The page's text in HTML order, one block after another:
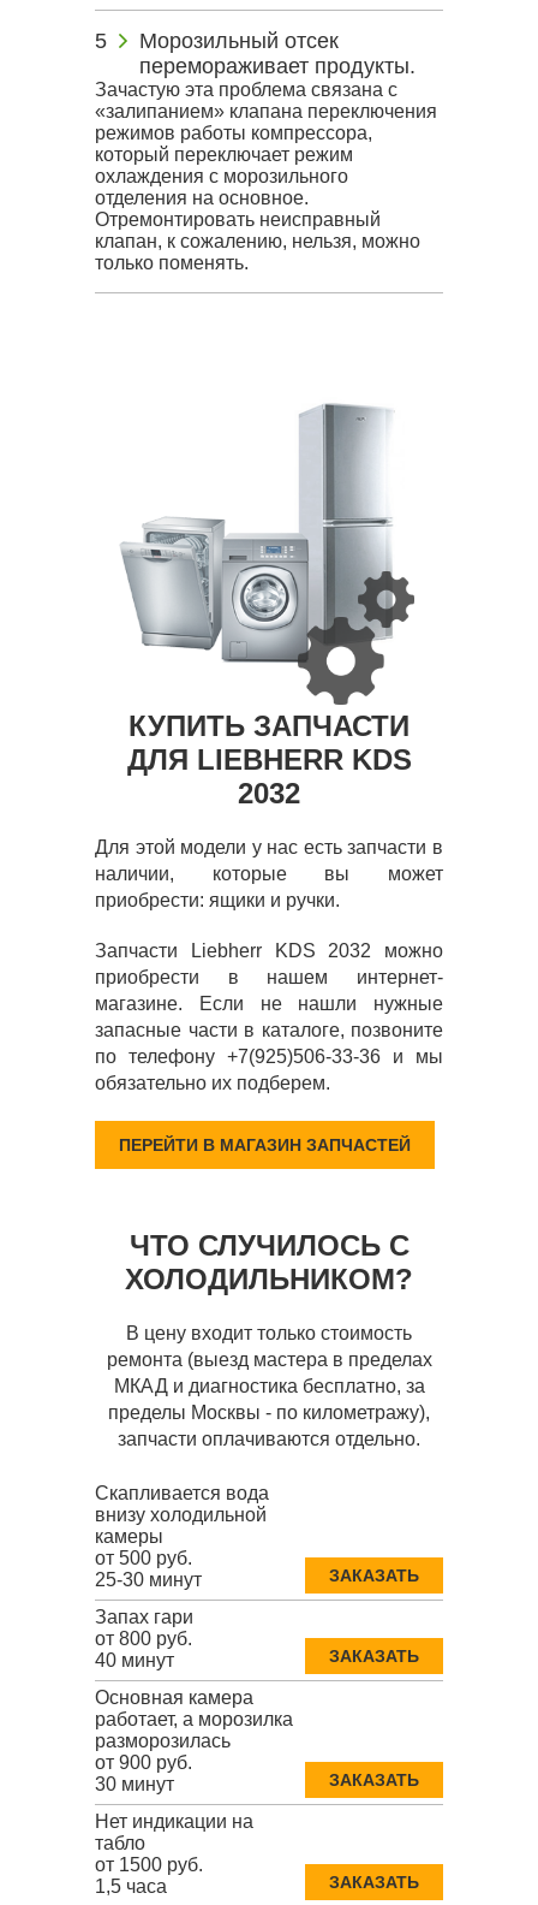
Морозильный отсек
перемораживает продукты.
Зачастую эта проблема связана с
«залипанием» клапана переключения
режимов работы компрессора,
который переключает режим
охлаждения с морозильного
отделения на основное.
Отремонтировать неисправный
клапан, к сожалению, нельзя, можно
только поменять.
КУПИТЬ ЗАПЧАСТИ
ДЛЯ LIEBHERR KDS
2032
Для этой модели у нас есть запчасти в
наличии, которые вы может
приобрести: ящики и ручки.
Запчасти Liebherr KDS 2032 можно
приобрести в нашем интернет-
магазине. Если не нашли нужные
запасные части в каталоге, позвоните
по телефону +7(925)506-33-36 и мы
обязательно их подберем.
ПЕРЕЙТИ В МАГАЗИН ЗАПЧАСТЕЙ
ЧТО СЛУЧИЛОСЬ С
ХОЛОДИЛЬНИКОМ?
В цену входит только стоимость
ремонта (выезд мастера в пределах
МКАД и диагностика бесплатно, за
пределы Москвы - по километражу),
запчасти оплачиваются отдельно.
Скапливается вода
внизу холодильной
камеры
от 500 руб.
25-30 минут
ЗАКАЗАТЬ
Запах гари
от 800 руб.
40 минут
ЗАКАЗАТЬ
Основная камера
работает, а морозилка
разморозилась
от 900 руб.
30 минут
ЗАКАЗАТЬ
Нет индикации на
табло
от 1500 руб.
1,5 часа
ЗАКАЗАТЬ